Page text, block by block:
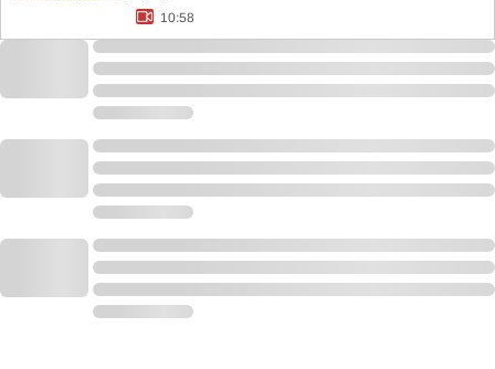
10:58